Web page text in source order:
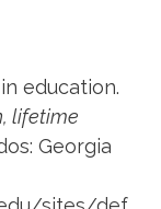
education.
lifetime
Georgia